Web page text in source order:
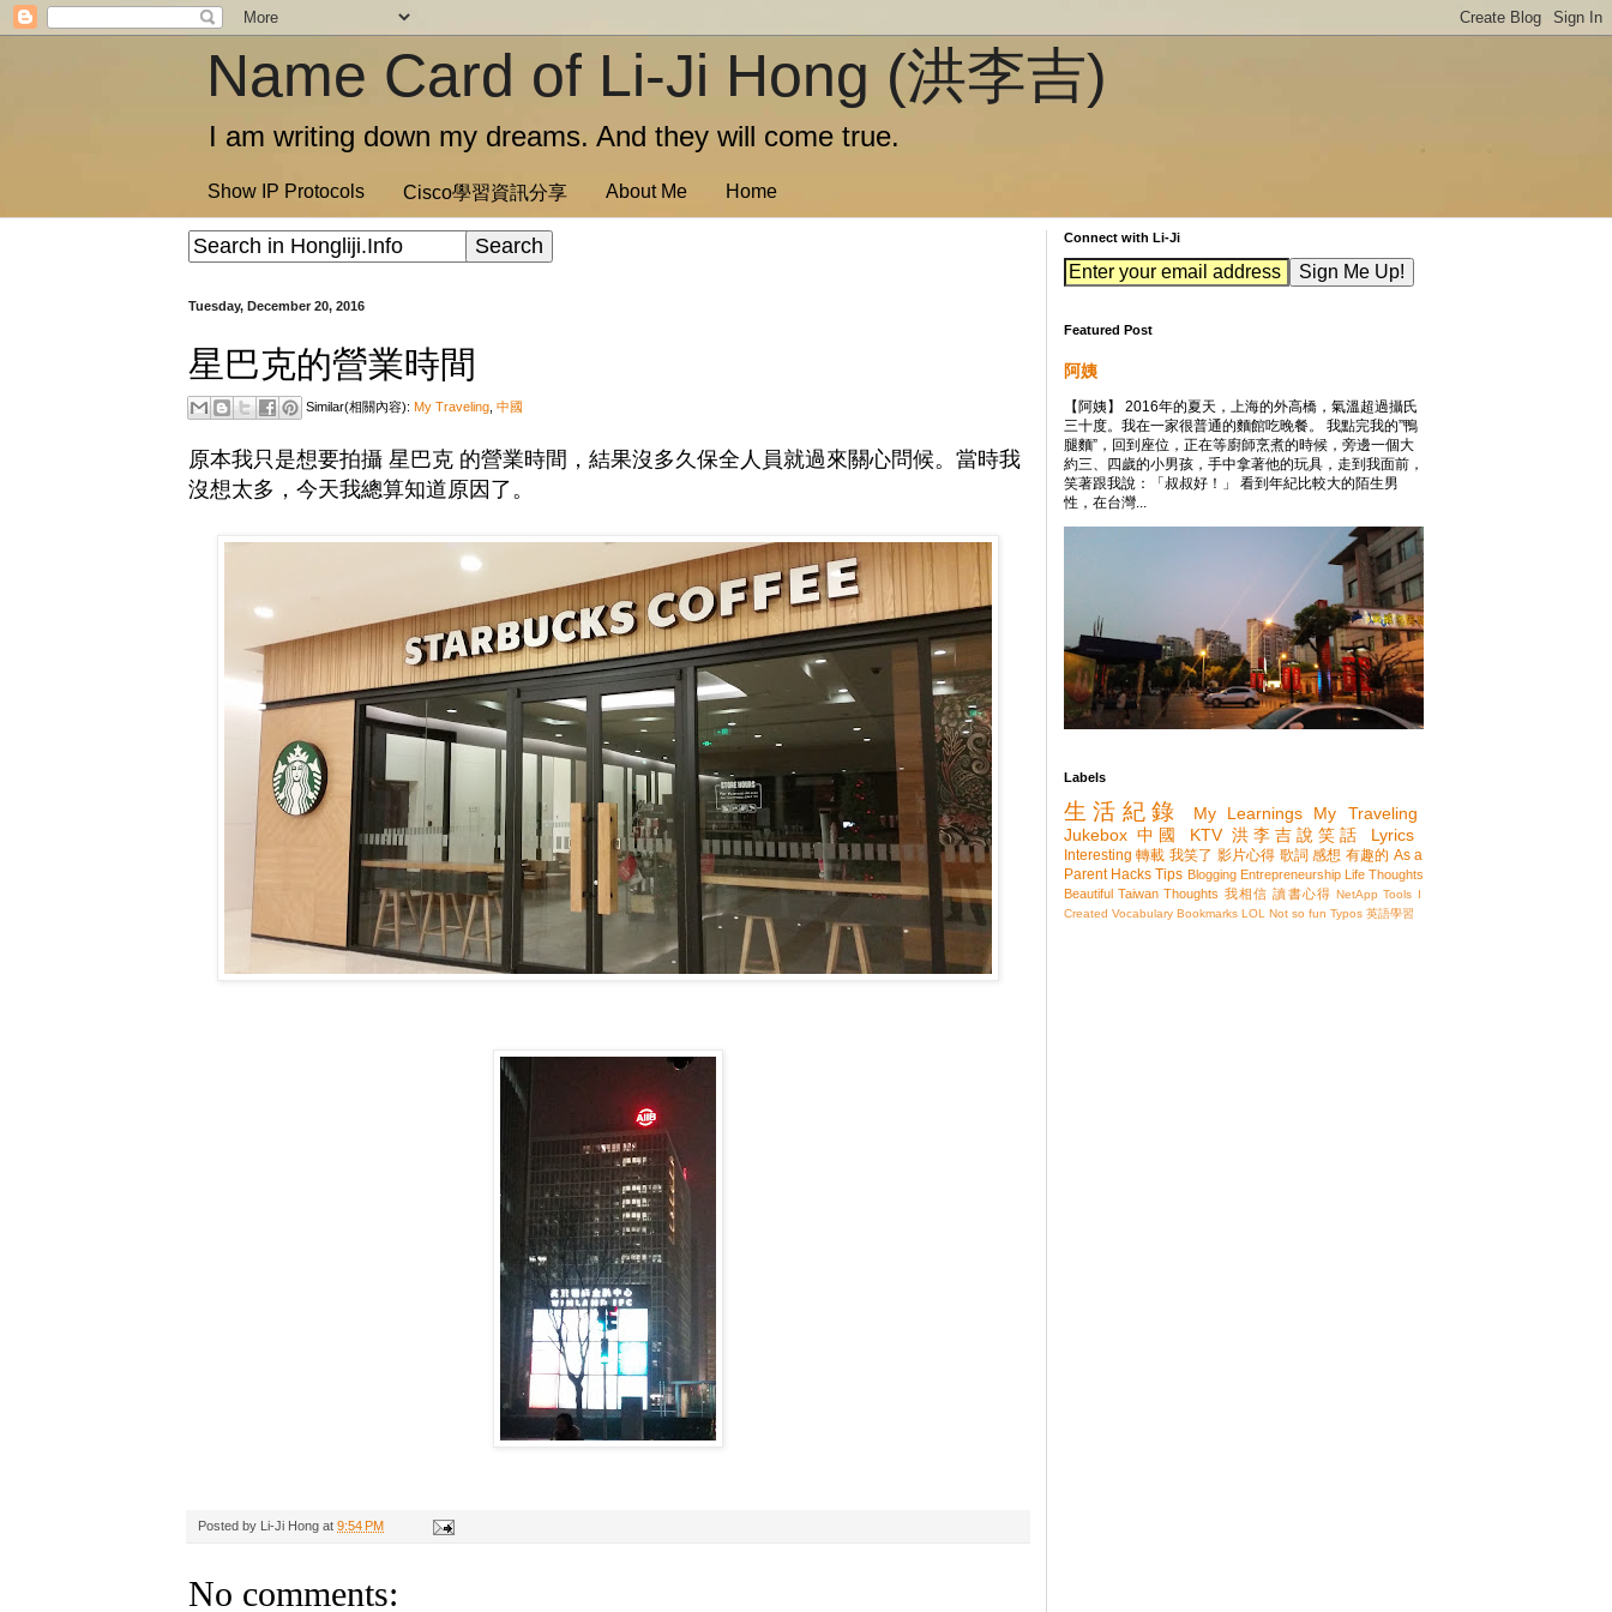
Name Card of Li-Ji Hong (洪李吉)
I am writing down my dreams. And they will come true.
Show IP Protocols Cisco學習資訊分享 About Me Home
Tuesday, December 20, 2016
星巴克的營業時間
Similar(相關內容): My Traveling 中國
原本我只是想要拍攝 星巴克 的營業時間，結果沒多久保全人員就過來關心問候。當時我
沒想太多，今天我總算知道原因了。
Posted by Li-Ji Hong at 9:54 PM
No comments:
Connect with Li-Ji
Featured Post
阿姨
【阿姨】 2016年的夏天，上海的外高橋，氣溫超過攝氏
三十度。我在一家很普通的麵館吃晚餐。 我點完我的”鴨
腿麵”，回到座位，正在等廚師烹煮的時候，旁邊一個大
約三、四歲的小男孩，手中拿著他的玩具，走到我面前，
笑著跟我說：「叔叔好！」 看到年紀比較大的陌生男
性，在台灣...
Labels
生活紀錄 My Learnings
My Traveling
Jukebox 中國 KTV 洪李吉說笑話 Lyrics
Interesting 轉載 我笑了 影片心得 歌詞 感想 有趣的 As a
Parent Hacks Tips Blogging Entrepreneurship Life Thoughts
Beautiful Taiwan Thoughts 我相信 讀書心得 NetApp Tools I
Created Vocabulary Bookmarks LOL Not so fun Typos 英語學習